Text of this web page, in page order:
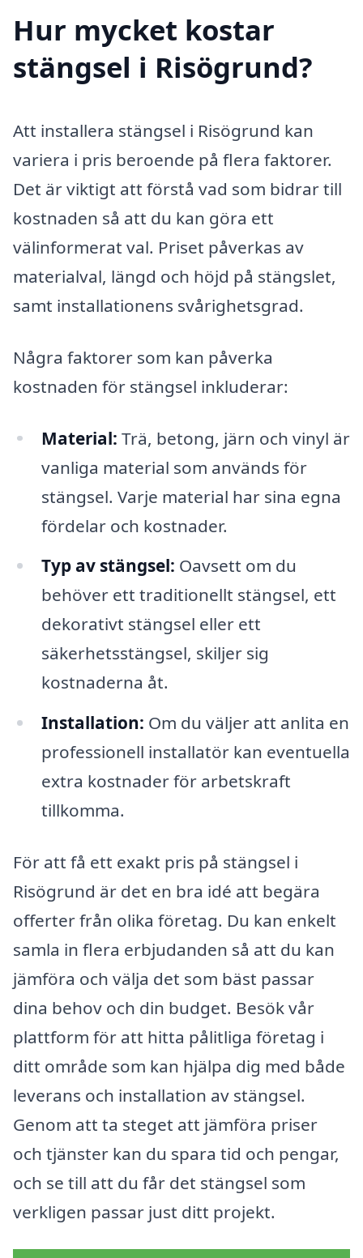
Hur mycket kostar
stängsel i Risögrund?
Att installera stängsel i Risögrund kan
variera i pris beroende på flera faktorer.
Det är viktigt att förstå vad som bidrar till
kostnaden så att du kan göra ett
välinformerat val. Priset påverkas av
materialval, längd och höjd på stängslet,
samt installationens svårighetsgrad.
Några faktorer som kan påverka
kostnaden för stängsel inkluderar:
Material: Trä, betong, järn och vinyl är
vanliga material som används för
stängsel. Varje material har sina egna
fördelar och kostnader.
Typ av stängsel: Oavsett om du
behöver ett traditionellt stängsel, ett
dekorativt stängsel eller ett
säkerhetsstängsel, skiljer sig
kostnaderna åt.
Installation: Om du väljer att anlita en
professionell installatör kan eventuella
extra kostnader för arbetskraft
tillkomma.
För att få ett exakt pris på stängsel i
Risögrund är det en bra idé att begära
offerter från olika företag. Du kan enkelt
samla in flera erbjudanden så att du kan
jämföra och välja det som bäst passar
dina behov och din budget. Besök vår
plattform för att hitta pålitliga företag i
ditt område som kan hjälpa dig med både
leverans och installation av stängsel.
Genom att ta steget att jämföra priser
och tjänster kan du spara tid och pengar,
och se till att du får det stängsel som
verkligen passar just ditt projekt.